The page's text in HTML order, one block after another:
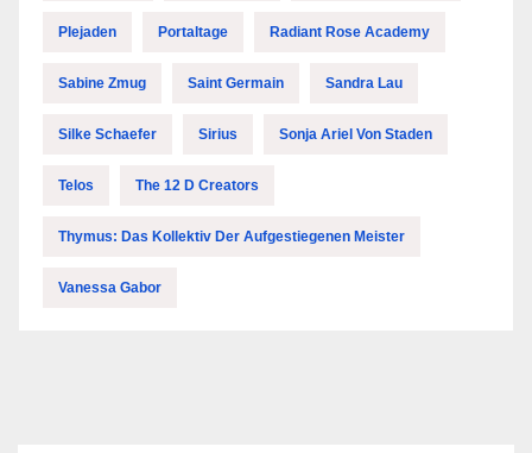
Plejaden Portaltage Radiant Rose Academy
Sabine Zmug Saint Germain Sandra Lau
Silke Schaefer Sirius Sonja Ariel Von Staden
Telos The 12 D Creators
Thymus: Das Kollektiv Der Aufgestiegenen Meister
Vanessa Gabor